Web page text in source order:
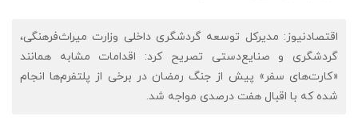
اقتصادنیوز: مدیرکل توسعه گردشگری داخلی وزارت میراث‌فرهنگی،
گردشگری و صنایع‌دستی تصریح کرد: اقدامات مشابه همانند
«کارت‌های سفر» پیش از جنگ رمضان در برخی از پلتفرم‌ها انجام
شده که با اقبال هفت درصدی مواجه شد.